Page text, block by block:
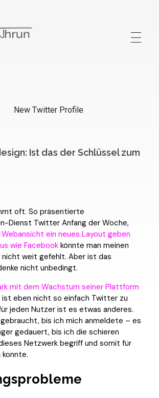
Ist das der Schlüssel zum
oft. So präsentierte
Dienst Twitter Anfang der Woche,
ein neues Layout geben
wie Facebook könnte man meinen
nicht weit gefehlt. Aber ist das
nicht unbedingt.
mit dem Wachstum seiner Plattform
ist eben nicht so einfach Twitter zu
jeden Nutzer ist es etwas anderes.
gebraucht, bis ich mich anmeldete – es
gedauert, bis ich die schieren
Netzwerk begriff und somit für